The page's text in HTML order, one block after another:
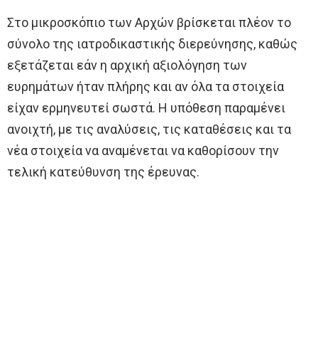
Στο μικροσκόπιο των Αρχών βρίσκεται πλέον το
σύνολο της ιατροδικαστικής διερεύνησης, καθώς
εξετάζεται εάν η αρχική αξιολόγηση των
ευρημάτων ήταν πλήρης και αν όλα τα στοιχεία
είχαν ερμηνευτεί σωστά. Η υπόθεση παραμένει
ανοιχτή, με τις αναλύσεις, τις καταθέσεις και τα
νέα στοιχεία να αναμένεται να καθορίσουν την
τελική κατεύθυνση της έρευνας.